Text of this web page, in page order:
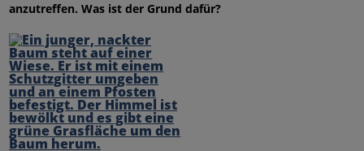
anzutreffen. Was ist der Grund dafür?